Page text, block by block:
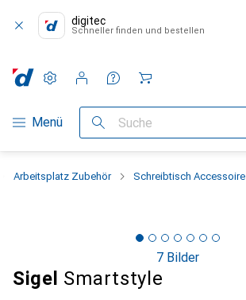
digitec
Schneller finden und bestellen
Navigation nach Kategorien
Menü Suche
Einstellungen
Kundenkonto
Vergleichslisten
Merklisten
Warenkorb
Arbeitsplatz Zubehör Schreibtisch Accessoire
7 Bilder
Sigel Smartstyle